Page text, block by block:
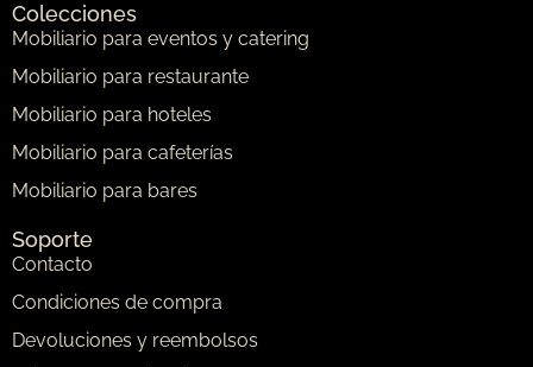
Colecciones
Mobiliario para eventos y catering
Mobiliario para restaurante
Mobiliario para hoteles
Mobiliario para cafeterías
Mobiliario para bares
Soporte
Contacto
Condiciones de compra
Devoluciones y reembolsos